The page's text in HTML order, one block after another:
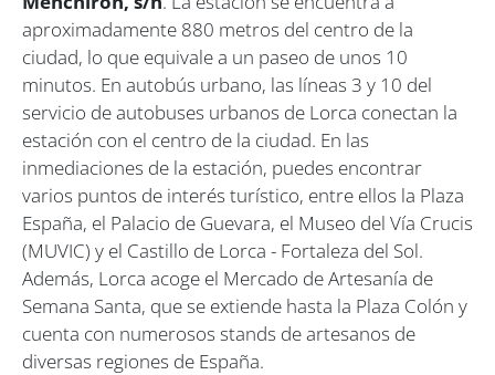
aproximadamente 880 metros del centro de la
ciudad, lo que equivale a un paseo de unos 10
minutos. En autobús urbano, las líneas 3 y 10 del
servicio de autobuses urbanos de Lorca conectan la
estación con el centro de la ciudad. En las
inmediaciones de la estación, puedes encontrar
varios puntos de interés turístico, entre ellos la Plaza
España, el Palacio de Guevara, el Museo del Vía Crucis
(MUVIC) y el Castillo de Lorca - Fortaleza del Sol.
Además, Lorca acoge el Mercado de Artesanía de
Semana Santa, que se extiende hasta la Plaza Colón y
cuenta con numerosos stands de artesanos de
diversas regiones de España.